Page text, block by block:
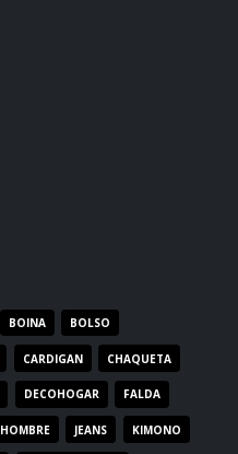
BOINA BOLSO
CARDIGAN CHAQUETA
DECOHOGAR FALDA
HOMBRE JEANS KIMONO